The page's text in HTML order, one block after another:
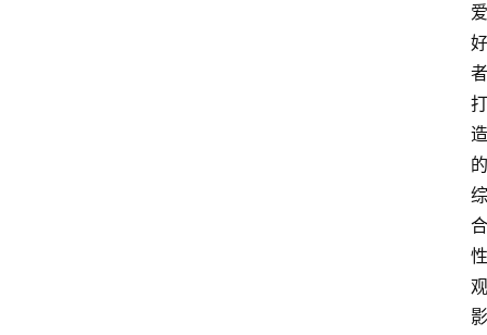
爱
好
者
打
造
的
综
合
性
观
影